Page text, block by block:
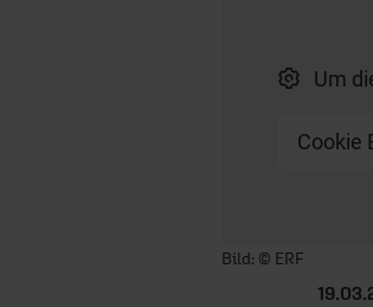
Um
Cookie
Player starten/
Bild: © ERF